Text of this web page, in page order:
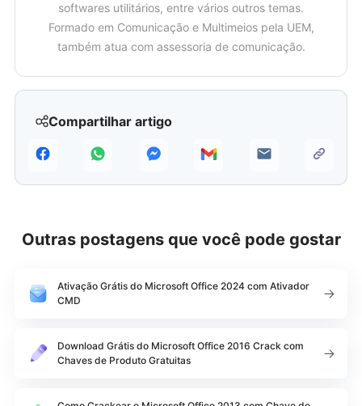
Compartilhar artigo
softwares utilitários, entre vários outros temas.
Formado em Comunicação e Multimeios pela UEM,
também atua com assessoria de comunicação.
Outras postagens que você pode gostar
Ativação Grátis do Microsoft Office 2024 com Ativador
CMD
Download Grátis do Microsoft Office 2016 Crack com
Chaves de Produto Gratuitas